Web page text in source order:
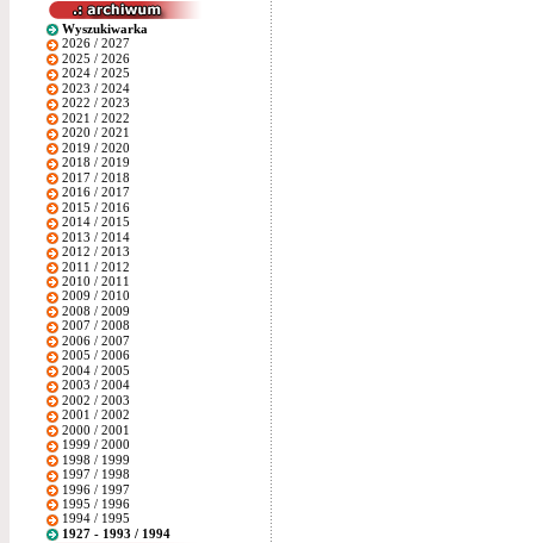
Wyszukiwarka
2026 / 2027
2025 / 2026
2024 / 2025
2023 / 2024
2022 / 2023
2021 / 2022
2020 / 2021
2019 / 2020
2018 / 2019
2017 / 2018
2016 / 2017
2015 / 2016
2014 / 2015
2013 / 2014
2012 / 2013
2011 / 2012
2010 / 2011
2009 / 2010
2008 / 2009
2007 / 2008
2006 / 2007
2005 / 2006
2004 / 2005
2003 / 2004
2002 / 2003
2001 / 2002
2000 / 2001
1999 / 2000
1998 / 1999
1997 / 1998
1996 / 1997
1995 / 1996
1994 / 1995
1927 - 1993 / 1994